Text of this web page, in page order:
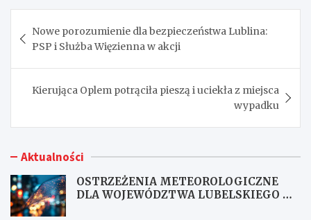
wpisu
Nowe porozumienie dla bezpieczeństwa Lublina:
PSP i Służba Więzienna w akcji
Kierująca Oplem potrąciła pieszą i uciekła z miejsca
wypadku
Aktualności
OSTRZEŻENIA METEOROLOGICZNE
DLA WOJEWÓDZTWA LUBELSKIEGO NR